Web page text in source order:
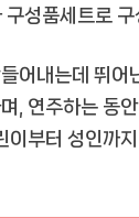
성품세트로 구
어내는데 뛰어
, 연주하는 동
부터 성인까